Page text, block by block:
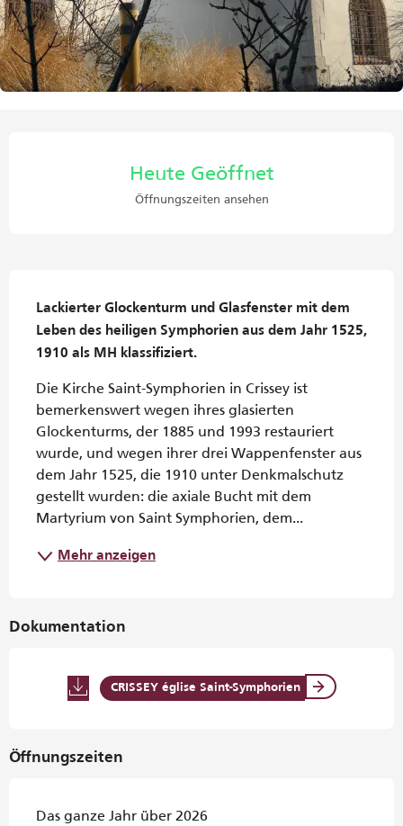
Heute Geöffnet
Öffnungszeiten ansehen
Lackierter Glockenturm und Glasfenster mit dem
Leben des heiligen Symphorien aus dem Jahr 1525,
1910 als MH klassifiziert.
Die Kirche Saint-Symphorien in Crissey ist
bemerkenswert wegen ihres glasierten
Glockenturms, der 1885 und 1993 restauriert
wurde, und wegen ihrer drei Wappenfenster aus
dem Jahr 1525, die 1910 unter Denkmalschutz
gestellt wurden: die axiale Bucht mit dem
Martyrium von Saint Symphorien, dem...
Mehr anzeigen
Dokumentation
CRISSEY église Saint-Symphorien
Öffnungszeiten
Das ganze Jahr über 2026